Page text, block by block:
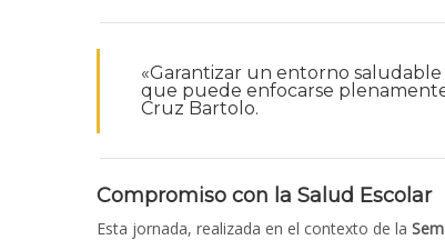
«Garantizar un entorno
que puede enfocarse plenamente
Cruz Bartolo.
Compromiso con la Salud Escolar
Esta jornada, realizada en el contexto de la